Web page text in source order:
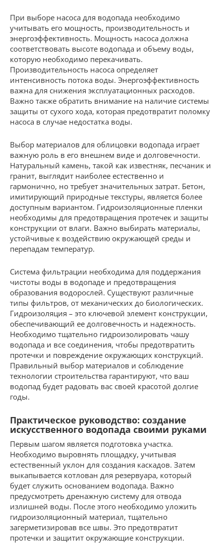
При выборе насоса для водопада необходимо
учитывать его мощность, производительность и
энергоэффективность. Мощность насоса должна
соответствовать высоте водопада и объему воды,
которую необходимо перекачивать.
Производительность насоса определяет
интенсивность потока воды. Энергоэффективность
важна для снижения эксплуатационных расходов.
Важно также обратить внимание на наличие системы
защиты от сухого хода, которая предотвратит поломку
насоса в случае недостатка воды.
Выбор материалов для облицовки водопада играет
важную роль в его внешнем виде и долговечности.
Натуральный камень, такой как известняк, песчаник и
гранит, выглядит наиболее естественно и
гармонично, но требует значительных затрат. Бетон,
имитирующий природные текстуры, является более
доступным вариантом. Гидроизоляционные пленки
необходимы для предотвращения протечек и защиты
конструкции от влаги. Важно выбирать материалы,
устойчивые к воздействию окружающей среды и
перепадам температур.
Система фильтрации необходима для поддержания
чистоты воды в водопаде и предотвращения
образования водорослей. Существуют различные
типы фильтров, от механических до биологических.
Гидроизоляция – это ключевой элемент конструкции,
обеспечивающий ее долговечность и надежность.
Необходимо тщательно гидроизолировать чашу
водопада и все соединения, чтобы предотвратить
протечки и повреждение окружающих конструкций.
Правильный выбор материалов и соблюдение
технологии строительства гарантируют, что ваш
водопад будет радовать вас своей красотой долгие
годы.
Практическое руководство: создание
искусственного водопада своими руками
Первым шагом является подготовка участка.
Необходимо выровнять площадку, учитывая
естественный уклон для создания каскадов. Затем
выкапывается котлован для резервуара, который
будет служить основанием водопада. Важно
предусмотреть дренажную систему для отвода
излишней воды. После этого необходимо уложить
гидроизоляционный материал, тщательно
загерметизировав все швы. Это предотвратит
протечки и защитит окружающие конструкции.